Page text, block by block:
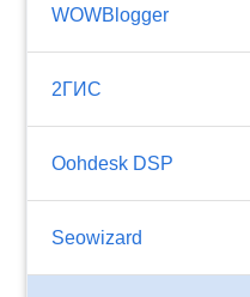
WOWBlogger
2ГИС
Oohdesk DSP
Seowizard